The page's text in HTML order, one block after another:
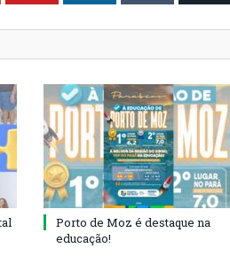
Porto de Moz é destaque na
educação!